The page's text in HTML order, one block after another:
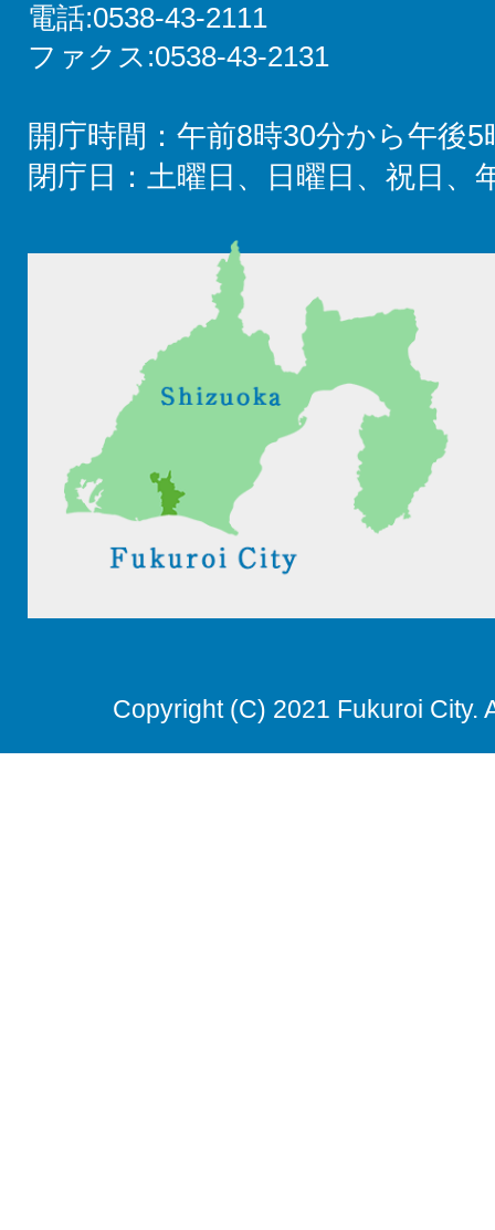
電話:0538-43-2111
ファクス:0538-43-2131
開庁時間：午前8時30分から午後5
閉庁日：土曜日、日曜日、祝日、
Copyright (C) 2021 Fukuroi City.